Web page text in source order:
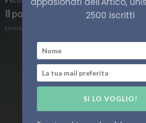
Il porto di Göteborg si prepara al
Leonardo Parigi
2500 iscritti
SI LO VOGLIO!